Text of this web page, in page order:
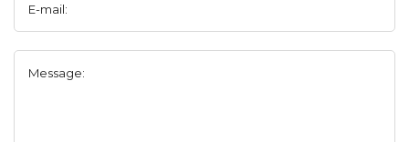
E-mail:
Message: